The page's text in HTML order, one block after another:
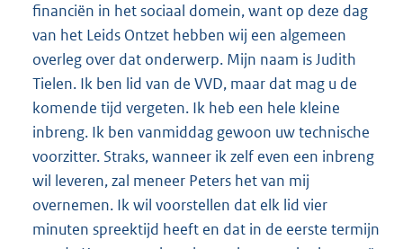
financiën in het sociaal domein, want op deze dag
van het Leids Ontzet hebben wij een algemeen
overleg over dat onderwerp. Mijn naam is Judith
Tielen. Ik ben lid van de VVD, maar dat mag u de
komende tijd vergeten. Ik heb een hele kleine
inbreng. Ik ben vanmiddag gewoon uw technische
voorzitter. Straks, wanneer ik zelf even een inbreng
wil leveren, zal meneer Peters het van mij
overnemen. Ik wil voorstellen dat elk lid vier
minuten spreektijd heeft en dat in de eerste termijn